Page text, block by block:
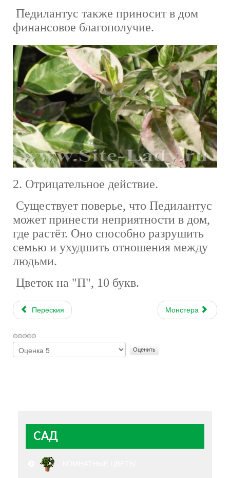
Педилантус также приносит в дом
финансовое благополучие.
2. Отрицательное действие.
Существует поверье, что Педилантус
может принести неприятности в дом,
где растёт. Оно способно разрушить
семью и ухудшить отношения между
людьми.
Цветок на "П", 10 букв.
Переския Монстера
Пожалуйста,
САД